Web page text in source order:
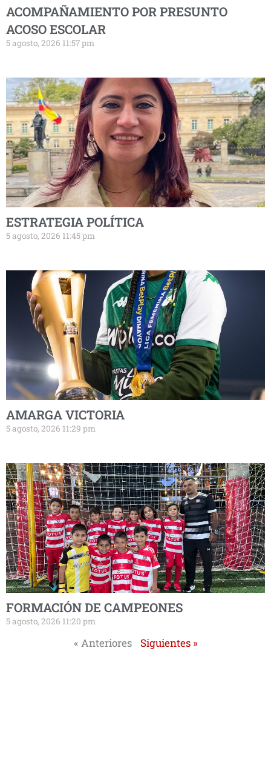
ACOMPAÑAMIENTO POR PRESUNTO
ACOSO ESCOLAR
5 agosto, 2026 11:57 pm
ESTRATEGIA POLÍTICA
5 agosto, 2026 11:45 pm
AMARGA VICTORIA
5 agosto, 2026 11:29 pm
FORMACIÓN DE CAMPEONES
5 agosto, 2026 11:20 pm
« Anteriores Siguientes »